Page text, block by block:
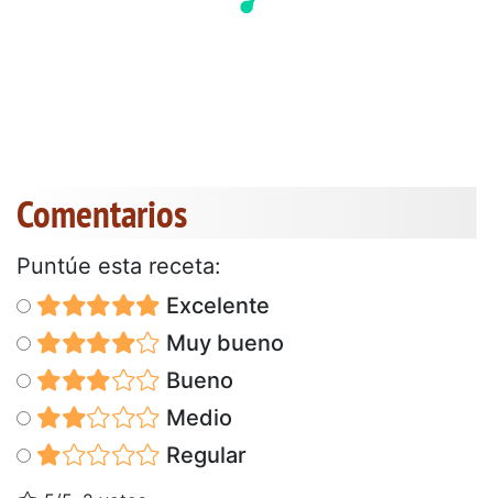
Comentarios
Puntúe esta receta:
Excelente
Muy bueno
Bueno
Medio
Regular